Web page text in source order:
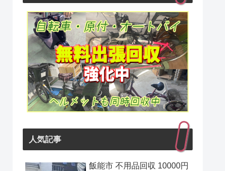
人気記事
飯能市 不用品回収 10000円